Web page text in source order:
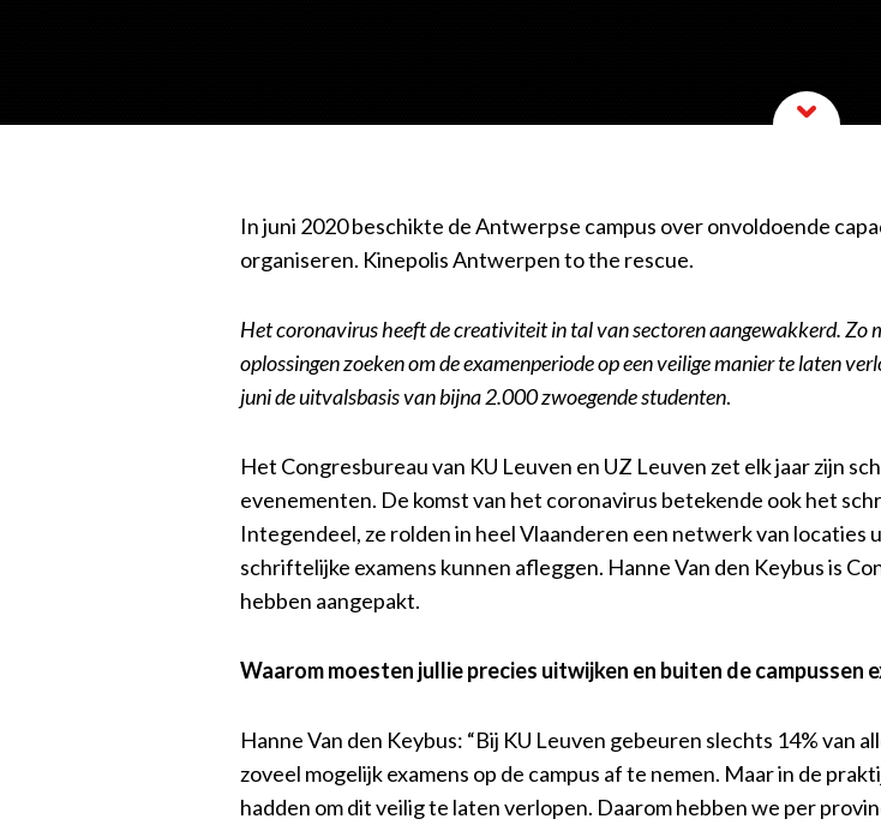
In juni 2020 beschikte de Antwerpse campus over onvoldoende
organiseren. Kinepolis Antwerpen to the rescue.
Het coronavirus heeft de creativiteit in tal van sectoren aangewakkerd. Zo
oplossingen zoeken om de examenperiode op een veilige manier te laten
juni de uitvalsbasis van bijna 2.000 zwoegende studenten.
Het Congresbureau van KU Leuven en UZ Leuven zet elk jaar zijn
evenementen. De komst van het coronavirus betekende ook het
Integendeel, ze rolden in heel Vlaanderen een netwerk van locaties
schriftelijke examens kunnen afleggen. Hanne Van den Keybus is
hebben aangepakt.
Waarom moesten jullie precies uitwijken en buiten de campussen
Hanne Van den Keybus: “Bij KU Leuven gebeuren slechts 14% van
zoveel mogelijk examens op de campus af te nemen. Maar in de
hadden om dit veilig te laten verlopen. Daarom hebben we per